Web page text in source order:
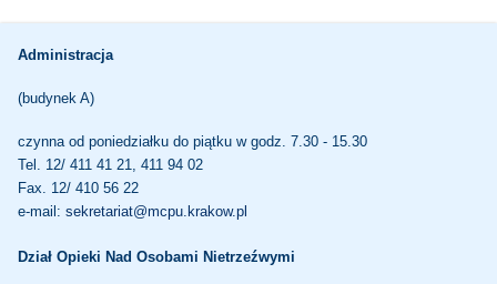
Administracja
(budynek A)
czynna od poniedziałku do piątku w godz. 7.30 - 15.30
Tel. 12/ 411 41 21, 411 94 02
Fax. 12/ 410 56 22
e-mail: sekretariat@mcpu.krakow.pl
Dział Opieki Nad Osobami Nietrzeźwymi